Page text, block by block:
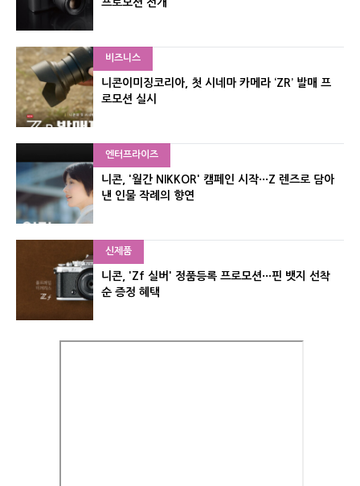
비즈니스
니콘이미징코리아, 첫 시네마 카메라 ‘ZR’ 발매 프
로모션 실시
엔터프라이즈
니콘, '월간 NIKKOR' 캠페인 시작···Z 렌즈로 담아
낸 인물 작례의 향연
신제품
니콘, 'Zf 실버' 정품등록 프로모션···핀 뱃지 선착
순 증정 혜택